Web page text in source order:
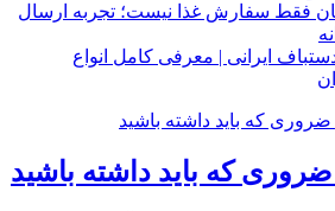
فقط سفارش غذا نیست؛ تجربه ارسال
ایرانی | معرفی کامل انواع